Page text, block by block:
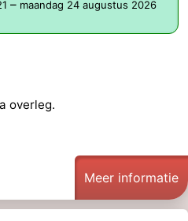
– maandag 24 augustus 2026
overleg.
Meer informatie